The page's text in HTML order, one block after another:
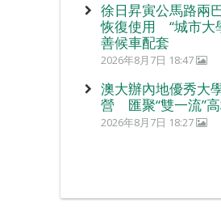
徐日昇寅公馬路兩
恢復使用 “城市大
善候車配套
2026年8月7日 18:47
澳大辦內地優秀大
營 匯聚“雙一流”
2026年8月7日 18:27